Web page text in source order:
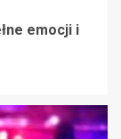
emocji i